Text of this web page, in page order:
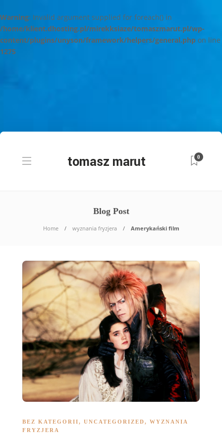
Warning: Invalid argument supplied for foreach() in
/home/klient.dhosting.pl/mirekksiaze/tomaszmarut.pl/wp-
content/plugins/unyson/framework/helpers/general.php on line
1275
0
Blog Post
Home wyznania fryzjera Amerykański film
BEZ KATEGORII, UNCATEGORIZED, WYZNANIA
FRYZJERA